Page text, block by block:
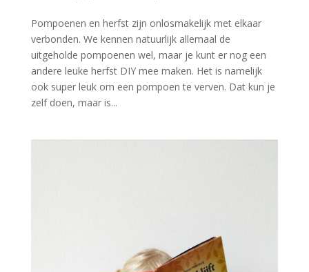
Pompoenen en herfst zijn onlosmakelijk met elkaar
verbonden. We kennen natuurlijk allemaal de
uitgeholde pompoenen wel, maar je kunt er nog een
andere leuke herfst DIY mee maken. Het is namelijk
ook super leuk om een pompoen te verven. Dat kun je
zelf doen, maar is...